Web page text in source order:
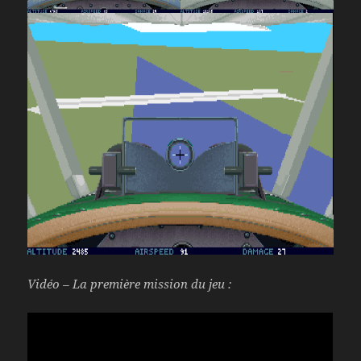
Vidéo – La première mission du jeu :